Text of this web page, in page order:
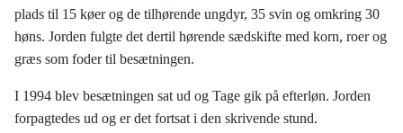
plads til 15 køer og de tilhørende ungdyr, 35 svin og omkring 30
høns. Jorden fulgte det dertil hørende sædskifte med korn, roer og
græs som foder til besætningen.
I 1994 blev besætningen sat ud og Tage gik på efterløn. Jorden
forpagtedes ud og er det fortsat i den skrivende stund.